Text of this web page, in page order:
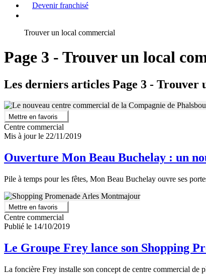
Devenir franchisé
Trouver un local commercial
Page 3 - Trouver un local
Les derniers articles Page 3 - Trouver
Mettre en favoris
Centre commercial
Mis à jour le 22/11/2019
Ouverture Mon Beau Buchelay : un
Pile à temps pour les fêtes, Mon Beau Buchelay ouvre ses
Mettre en favoris
Centre commercial
Publié le 14/10/2019
Le Groupe Frey lance son Shopping
La foncière Frey installe son concept de centre commercial de